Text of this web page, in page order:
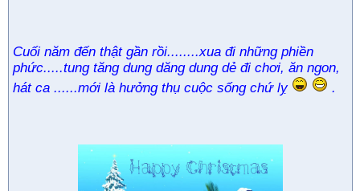
Cuối năm đến thật gần rồi........xua đi những phiền
phức.....tung tăng dung dăng dung dẻ đi chơi, ăn ngon,
hát ca ......mới là hưởng thụ cuộc sống chứ lỵ
.